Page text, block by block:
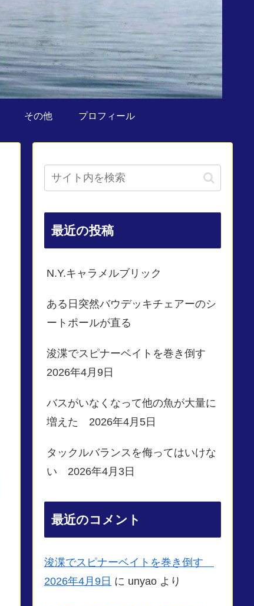
その他 プロフィール
最近の投稿
N.Y.キャラメルブリック
ある日突然バウデッキチェアーのシ
ートポールが直る
浚渫でスピナーベイトを巻き倒す
2026年4月9日
バスがいなくなって他の魚が大量に
増えた 2026年4月5日
タックルバランスを侮ってはいけな
い 2026年4月3日
最近のコメント
浚渫でスピナーベイトを巻き倒す
2026年4月9日 に unyao より